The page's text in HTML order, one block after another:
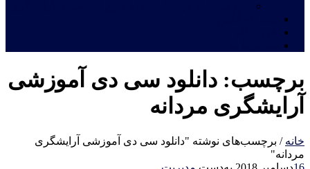
برچسب: دانلود سی دی آموزشی
آرایشگری مردانه
خانه / برچسب‌های نوشته "دانلود سی دی آموزشی آرایشگری
مردانه"